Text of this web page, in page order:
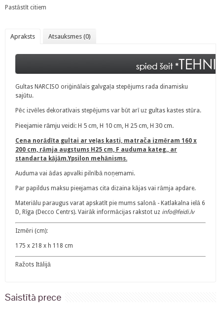
Pastāstīt citiem
Apraksts Atsauksmes (0)
Gultas NARCISO oriģinālais galvgaļa stepējums rada dinamisku
sajūtu.
Pēc izvēles dekoratīvais stepējums var būt arī uz gultas kastes stūra.
Pieejamie rāmju veidi: H 5 cm, H 10 cm, H 25 cm, H 30 cm.
Cena norādīta gultai ar veļas kasti, matrača izmēram 160 x
200 cm, rāmja augstums H25 cm, F auduma kateg., ar
standarta kājām.Ypsilon mehānisms.
Auduma vai ādas apvalki pilnībā noņemami.
Par papildus maksu pieejamas cita dizaina kājas vai rāmja apdare.
Materiālu paraugus varat apskatīt pie mums salonā - Katlakalna ielā 6
D, Rīga (Decco Centrs). Vairāk informācijas rakstot uz info@feidi.lv
Izmēri (cm):
175 x 218 x h 118 cm
Ražots Itālijā
Saistītā prece